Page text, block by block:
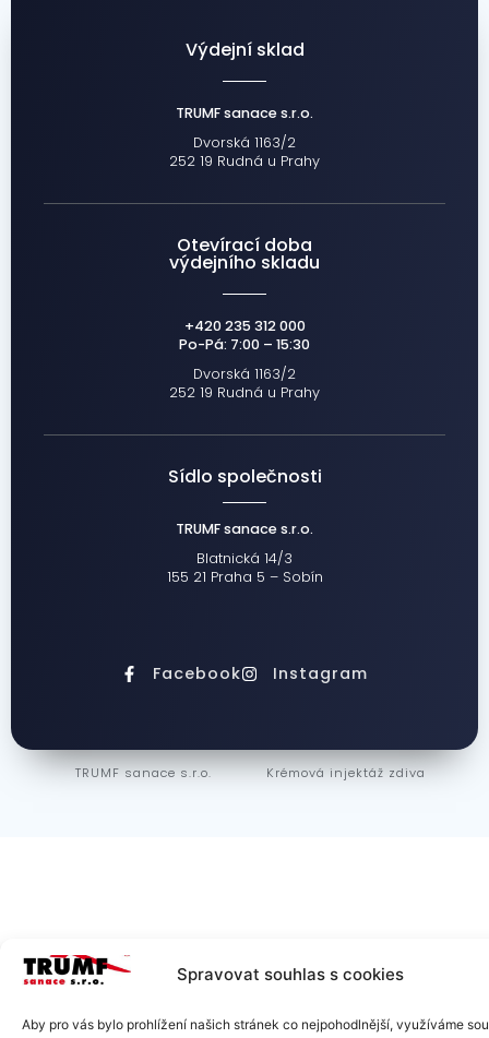
Spravovat souhlas s cookies
Aby pro vás bylo prohlížení našich stránek co nejpohodlnější, využíváme
Výdejní sklad
TRUMF sanace s.r.o.
Dvorská 1163/2
252 19 Rudná u Prahy
Otevírací doba
výdejního skladu
+420 235 312 000
Po-Pá: 7:00 – 15:30
Dvorská 1163/2
252 19 Rudná u Prahy
Sídlo společnosti
TRUMF sanace s.r.o.
Blatnická 14/3
155 21 Praha 5 – Sobín
Facebook Instagram
TRUMF sanace s.r.o. Krémová injektáž zdiva